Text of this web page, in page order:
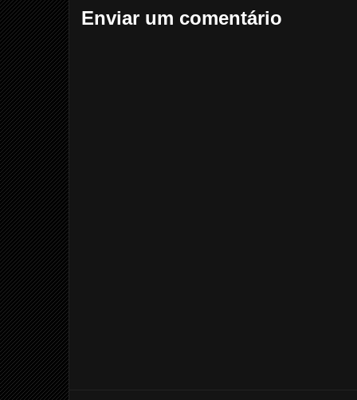
Enviar um comentário